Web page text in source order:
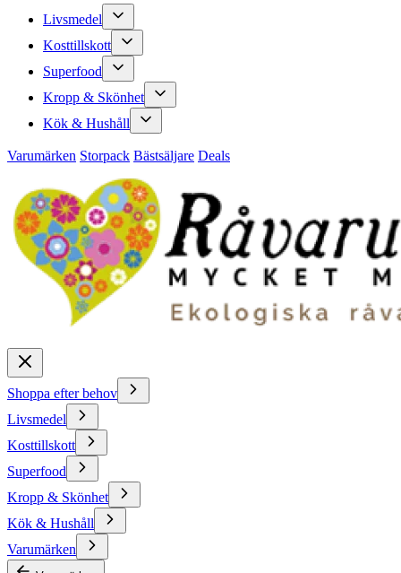
Livsmedel
Kosttillskott
Superfood
Kropp & Skönhet
Kök & Hushåll
Varumärken Storpack Bästsäljare Deals
Shoppa efter behov
Livsmedel
Kosttillskott
Superfood
Kropp & Skönhet
Kök & Hushåll
Varumärken